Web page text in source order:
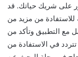
على شريك حياتك. قد
للاستفادة من مزيد من
مع التطبيق وتأكد من
في الاستفادة من